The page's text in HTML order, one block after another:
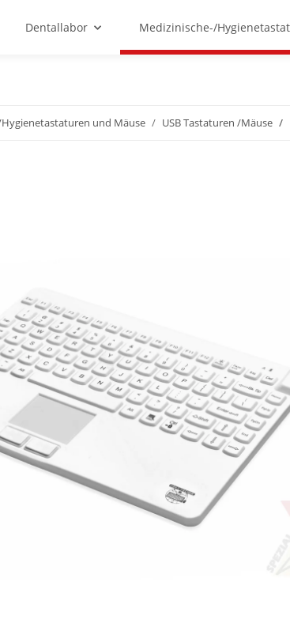
Dentallabor Medizinische-/
und Mäuse USB Tastaturen /Mäuse